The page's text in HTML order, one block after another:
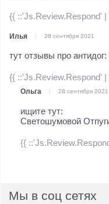
{{ ::'Js.Review.Respond' |
Илья 28 сентября 2021
тут отзывы про
{{ ::'Js.Review.Respond' |
Ольга 28 сентября 2021
ищите тут:
Светошумовой
{{
Мы в соц сетях